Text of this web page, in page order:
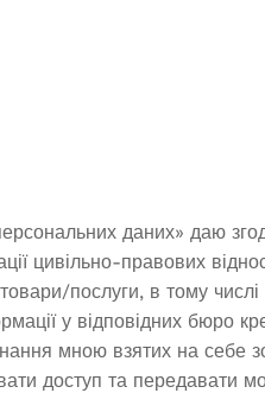
даних» даю
цивільно-правових
послуги, в тому
у відповідних бюро
мною взятих на себе
доступ та передавати